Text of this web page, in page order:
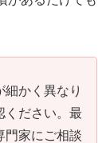
かく異なり
ください。最
門家にご相談